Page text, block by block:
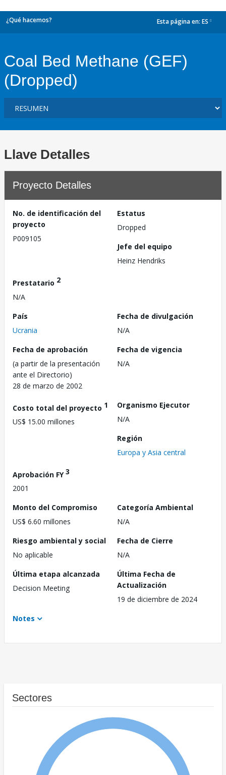
¿Qué hacemos? Esta página en: ES
Coal Bed Methane (GEF)
(Dropped)
Llave Detalles
Proyecto Detalles
No. de identificación del
proyecto
P009105
Estatus
Dropped
Jefe del equipo
Heinz Hendriks
Prestatario 2
N/A
País
Ucrania
Fecha de divulgación
N/A
Fecha de aprobación
(a partir de la presentación
ante el Directorio)
28 de marzo de 2002
Fecha de vigencia
N/A
Costo total del proyecto 1
US$ 15.00 millones
Organismo Ejecutor
N/A
Región
Europa y Asia central
Aprobación FY3
2001
Monto del Compromiso
US$ 6.60 millones
Categoría Ambiental
N/A
Riesgo ambiental y social
No aplicable
Fecha de Cierre
N/A
Última etapa alcanzada
Decision Meeting
Última Fecha de
Actualización
19 de diciembre de 2024
Notes
Sectores